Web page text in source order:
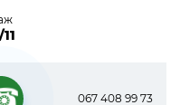
067 408 99 73